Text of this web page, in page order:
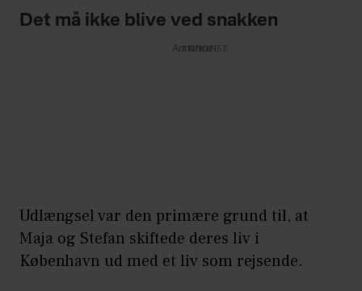
Det må ikke blive ved snakken
Annonce
Udlængsel var den primære grund til, at
Maja og Stefan skiftede deres liv i
København ud med et liv som rejsende.